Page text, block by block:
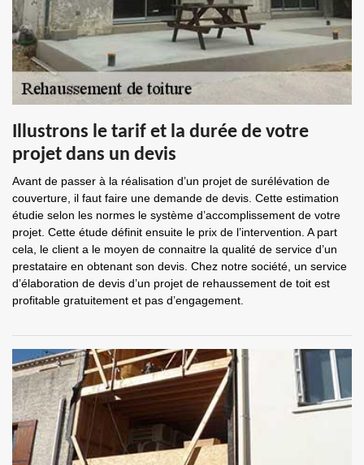
Illustrons le tarif et la durée de votre
projet dans un devis
Avant de passer à la réalisation d’un projet de surélévation de
couverture, il faut faire une demande de devis. Cette estimation
étudie selon les normes le système d’accomplissement de votre
projet. Cette étude définit ensuite le prix de l’intervention. A part
cela, le client a le moyen de connaitre la qualité de service d’un
prestataire en obtenant son devis. Chez notre société, un service
d’élaboration de devis d’un projet de rehaussement de toit est
profitable gratuitement et pas d’engagement.